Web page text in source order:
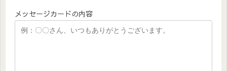
メッセージカードの内容